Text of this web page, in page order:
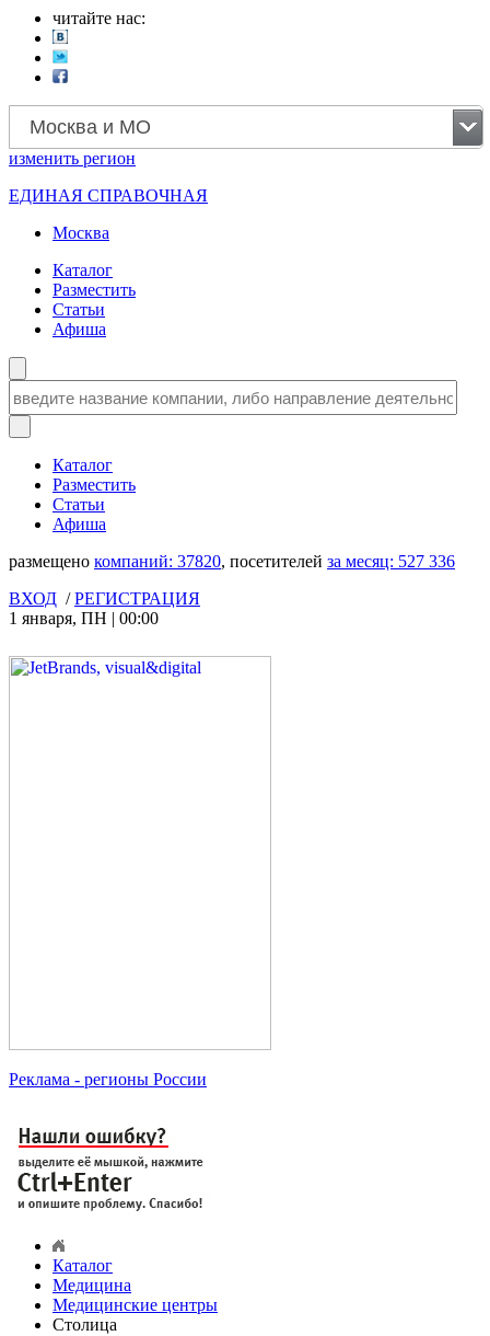
читайте нас:
Москва и МО
изменить регион
ЕДИНАЯ СПРАВОЧНАЯ
Москва
Каталог
Разместить
Статьи
Афиша
Каталог
Разместить
Статьи
Афиша
размещено компаний: 37820, посетителей за месяц: 527 336
ВХОД /РЕГИСТРАЦИЯ
1 января, ПН | 00:00
Реклама - регионы России
Каталог
Медицина
Медицинские центры
Столица